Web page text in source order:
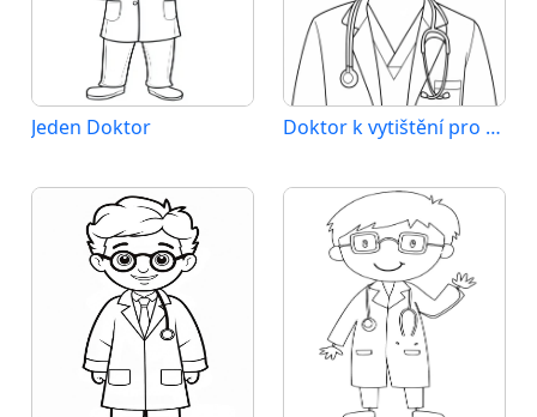
Jeden Doktor Doktor k vytištění pro děti